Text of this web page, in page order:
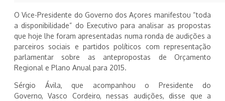
O Vice-Presidente do Governo dos Açores manifestou “toda
a disponibilidade” do Executivo para analisar as propostas
que hoje lhe foram apresentadas numa ronda de audições a
parceiros sociais e partidos políticos com representação
parlamentar sobre as antepropostas de Orçamento
Regional e Plano Anual para 2015.
Sérgio Ávila, que acompanhou o Presidente do
Governo, Vasco Cordeiro, nessas audições, disse que a